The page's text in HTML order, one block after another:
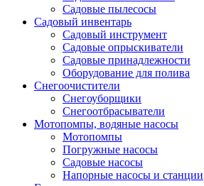
Садовые пылесосы
Садовый инвентарь
Садовый инструмент
Садовые опрыскиватели
Садовые принадлежности
Оборудование для полива
Снегоочистители
Снегоуборщики
Снегоотбрасыватели
Мотопомпы, водяные насосы
Мотопомпы
Погружные насосы
Садовые насосы
Напорные насосы и станции